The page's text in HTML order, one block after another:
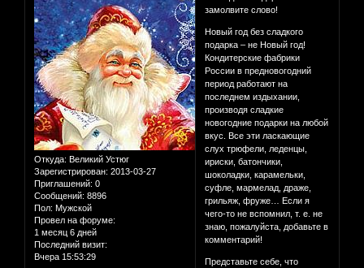
Откуда: Великий Устюг
Зарегистрирован: 2013-03-27
Приглашений: 0
Сообщений: 8896
Пол: Мужской
Провел на форуме:
1 месяц 6 дней
Последний визит:
Вчера 15:53:29
замолвите слово!
Новый год без сладкого
подарка – не Новый год!
Кондитерские фабрики
России в предновогодний
период работают на
последнем издыхании,
производя сладкие
новогодние подарки на любой
вкус. Все эти ласкающие
слух трюфели, леденцы,
ириски, батончики,
шоколадки, карамельки,
суфле, мармелад, драже,
грильяж, фруже… Если я
чего-то не вспомнил, т. е. не
знаю, пожалуйста, добавьте в
комментарий!
Представьте себе, что